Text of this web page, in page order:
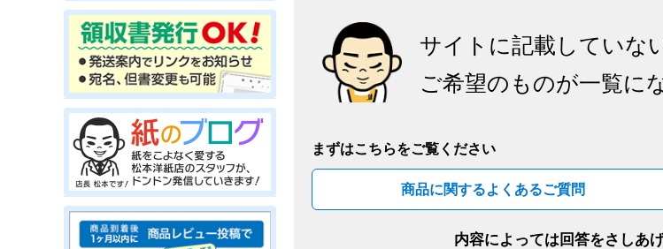
サイトに記載していな
ご希望のものが一覧に
まずはこちらをご覧ください
商品に関するよくあるご質問
内容によっては回答をさしあ